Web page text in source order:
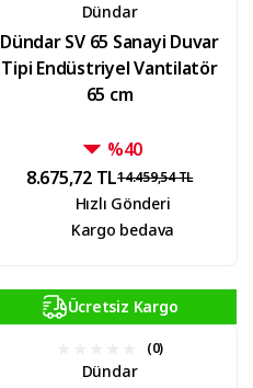
Dündar
Dündar SV 65 Sanayi Duvar
Tipi Endüstriyel Vantilatör
65 cm
%40
8.675,72 TL14.459,54 TL
Hızlı Gönderi
Kargo bedava
Ücretsiz Kargo
(0)
Dündar